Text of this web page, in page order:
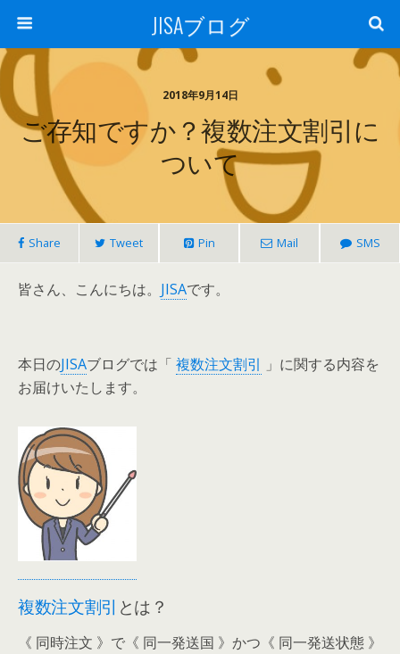
JISAブログ
2018年9月14日
ご存知ですか？複数注文割引に
ついて
Share Tweet Pin Mail SMS
皆さん、こんにちは。 JISAです。
本日のJISAブログでは「 複数注文割引 」に関する内容を
お届けいたします。
複数注文割引 とは？
《 同時注文 》で《 同一発送国 》かつ《 同一発送状態 》